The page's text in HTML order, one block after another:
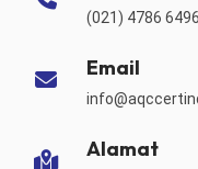
(021) 4786
Email
Alamat